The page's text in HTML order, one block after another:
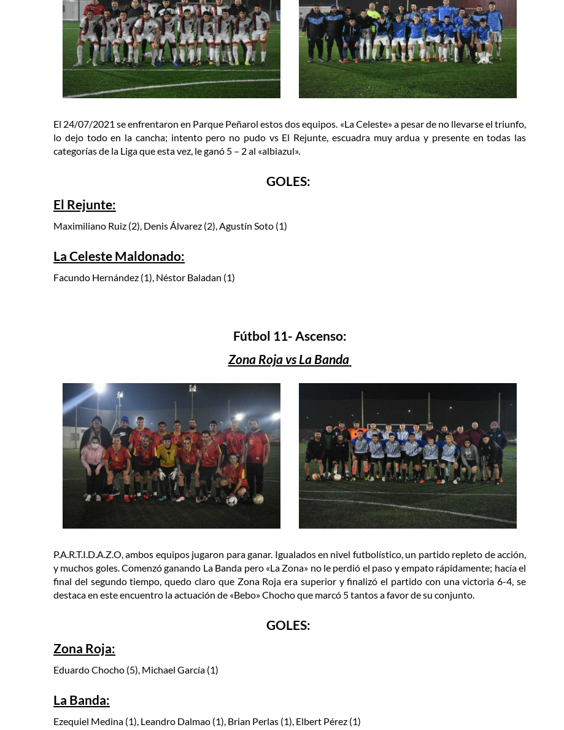
El 24/07/2021 se enfrentaron en Parque Peñarol estos dos equipos. «La Celeste» a pesar de no llevarse el triunfo,
lo dejo todo en la cancha; intento pero no pudo vs El Rejunte, escuadra muy ardua y presente en todas las
categorías de la Liga que esta vez, le ganó 5 – 2 al «albiazul».
GOLES:
El Rejunte:
Maximiliano Ruiz (2), Denis Álvarez (2), Agustín Soto (1)
La Celeste Maldonado:
Facundo Hernández (1), Néstor Baladan (1)
Fútbol 11- Ascenso:
Zona Roja vs La Banda
P.A.R.T.I.D.A.Z.O, ambos equipos jugaron para ganar. Igualados en nivel futbolístico, un partido repleto de acción,
y muchos goles. Comenzó ganando La Banda pero «La Zona» no le perdió el paso y empato rápidamente; hacía el
final del segundo tiempo, quedo claro que Zona Roja era superior y finalizó el partido con una victoria 6-4, se
destaca en este encuentro la actuación de «Bebo» Chocho que marcó 5 tantos a favor de su conjunto.
GOLES:
Zona Roja:
Eduardo Chocho (5), Michael García (1)
La Banda:
Ezequiel Medina (1), Leandro Dalmao (1), Brian Perlas (1), Elbert Pérez (1)